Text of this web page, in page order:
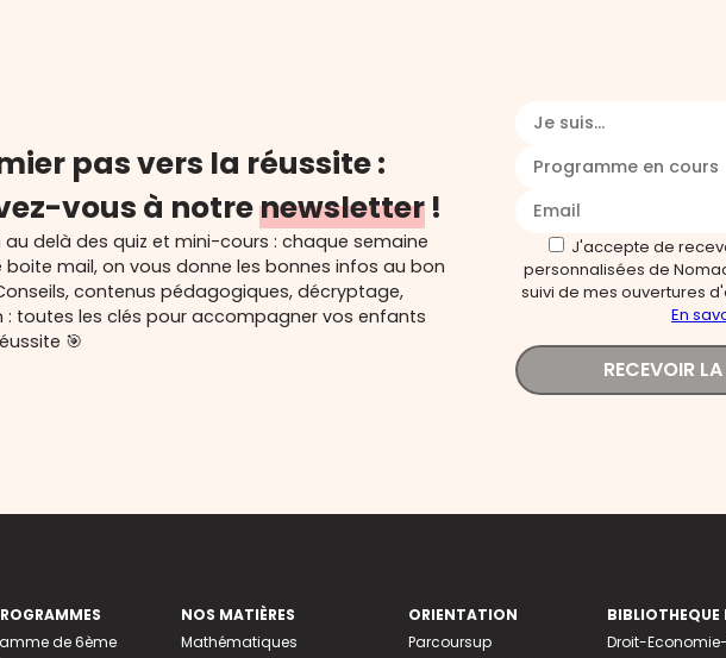
pas vers la réussite :
vous à notrenewsletter !
au delà des quiz et mini-cours : chaque semaine
mail, on vous donne les bonnes infos au bon
contenus pédagogiques, décryptage,
: toutes les clés pour accompagner vos enfants
🎯
Je suis...
Programme en cours
J'accepte de
personnalisées de
suivi de mes ouvertures
En
RECEVOIR
de 6ème
NOS MATIÈRES
Mathématiques
ORIENTATION
Parcoursup
BIBLIOTHEQUE
Droit-